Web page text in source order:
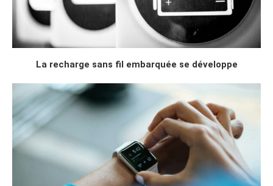
La recharge sans fil embarquée se développe